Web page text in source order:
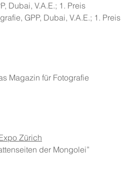
Dubai, V.A.E.; 1. Preis
GPP, Dubai, V.A.E.; 1. Preis
Magazin für Fotografie
Zürich
der Mongolei”